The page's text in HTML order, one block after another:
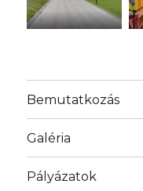
Bemutatkozás
Galéria
Pályázatok